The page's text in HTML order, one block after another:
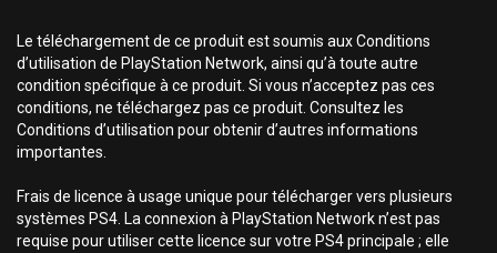
Le téléchargement de ce produit est soumis aux Conditions
d’utilisation de PlayStation Network, ainsi qu’à toute autre
condition spécifique à ce produit. Si vous n’acceptez pas ces
conditions, ne téléchargez pas ce produit. Consultez les
Conditions d’utilisation pour obtenir d’autres informations
importantes.
Frais de licence à usage unique pour télécharger vers plusieurs
systèmes PS4. La connexion à PlayStation Network n’est pas
requise pour utiliser cette licence sur votre PS4 principale ; elle